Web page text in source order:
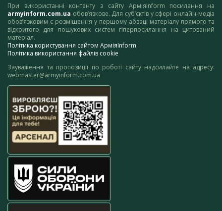
При використанні контенту з сайту АрміяInform посилання на
armyinform.com.ua обов’язкове. Для суб’єктів у сфері онлайн-медіа
обов’язковим є розміщення у першому абзаці матеріалу прямого та
відкритого для пошукових систем гіперпосилання на цитований
матеріал.
Політика користування сайтом АрміяInform
Політика використання файлів cookie
Зауваження та пропозиції по роботі сайту надсилайте на адресу:
webmaster@armyinform.com.ua